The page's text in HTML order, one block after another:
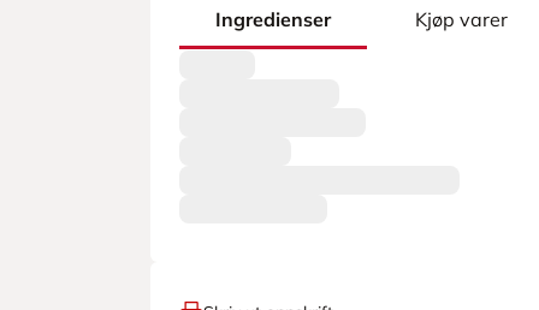
Ingredienser Kjøp varer